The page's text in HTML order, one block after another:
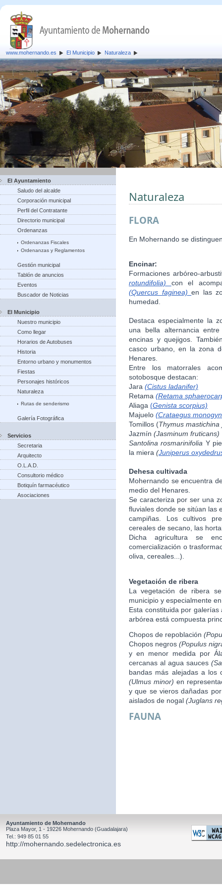
www.mohernando.es El Municipio Naturaleza
El Ayuntamiento
Saludo del alcalde
Corporación municipal
Perfil del Contratante
Directorio municipal
Ordenanzas
Ordenanzas Fiscales
Ordenanzas y Reglamentos
Gestión municipal
Tablón de anuncios
Eventos
Buscador de Noticias
El Municipio
Nuestro municipio
Como llegar
Horarios de Autobuses
Historia
Entorno urbano y monumentos
Fiestas
Personajes históricos
Naturaleza
Rutas de senderismo
Galería Fotográfica
Servicios
Secretaria
Arquitecto
O.L.A.D.
Consultorio médico
Botiquín farmacéutico
Asociaciones
Naturaleza
FLORA
En Mohernando se
Encinar:
Formaciones arbóreo-
rotundifolia)
con el
(Quercus faginea) en las
humedad.
Destaca especialmente la
una bella alternancia
encinas y quejigos.
casco urbano, en la zona
Henares.
Entre los matorrales
sotobosque destacan:
Jara (Cistus ladanifer)
Retama (Retama
Aliaga (Genista scorpius)
Majuelo (Crataegus
Tomillos (Thymus mastichina
Jazmín (Jasminum fruticans)
Santolina rosmarinifolia Y
la miera (Juniperus
Dehesa cultivada
Mohernando se encuentra
medio del Henares.
Se caracteriza por ser una
fluviales donde se sitúan las
campiñas. Los cultivos
cereales de secano, las
Dicha agricultura se
comercialización o
oliva, cereales...).
Vegetación de ribera
La vegetación de ribera
municipio y especialmente
Esta constituida por
arbórea está compuesta
Chopos de repoblación
Chopos negros (Populus
y en menor medida por
cercanas al agua sauces
bandas más alejadas a los
(Ulmus minor) en
y que se vieros dañadas
aislados de nogal (Juglans
FAUNA
Ayuntamiento de Mohernando
Plaza Mayor, 1 - 19226 Mohernando (Guadalajara)
Tel.: 949 85 01 55
http://mohernando.sedelectronica.es